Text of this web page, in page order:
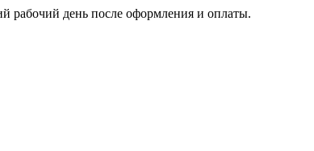
рабочий день после оформления и оплаты.